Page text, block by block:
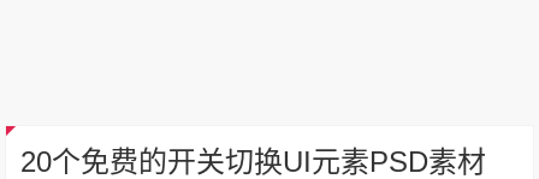
20个免费的开关切换UI元素PSD素材